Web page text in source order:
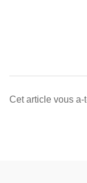
Cet article vous a-